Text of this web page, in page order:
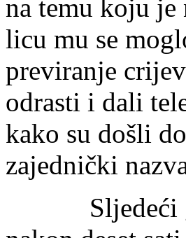
na temu koju
licu mu se
previranje
odrasti i dali
kako su došli
zajednički
Sljedeći ga